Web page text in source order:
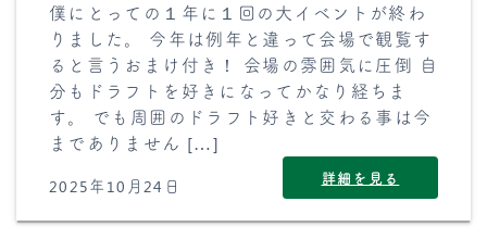
僕にとっての１年に１回の大イベントが終わ
りました。 今年は例年と違って会場で観覧す
ると言うおまけ付き！ 会場の雰囲気に圧倒 自
分もドラフトを好きになってかなり経ちま
す。 でも周囲のドラフト好きと交わる事は今
までありません […]
2025年10月24日 詳細を見る